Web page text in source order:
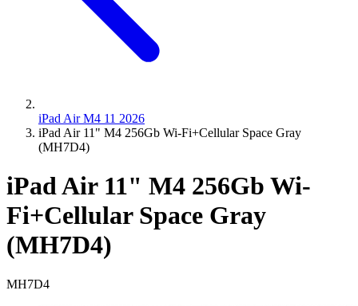
iPad Air M4 11 2026
iPad Air 11" M4 256Gb Wi-Fi+Cellular Space Gray
(MH7D4)
iPad Air 11" M4 256Gb Wi-
Fi+Cellular Space Gray
(MH7D4)
MH7D4